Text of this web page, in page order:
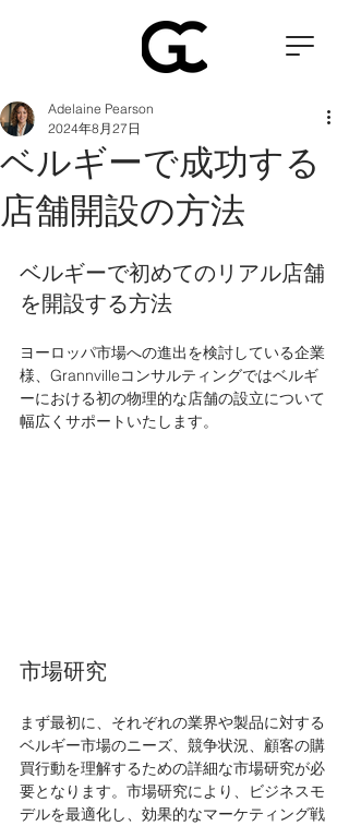
ベルギーで成功する
店舗開設の方法
Adelaine Pearson
2024年8月27日
ベルギーで初めてのリアル店舗
を開設する方法
ヨーロッパ市場への進出を検討している企業
様、Grannvilleコンサルティングではベルギ
ーにおける初の物理的な店舗の設立について
幅広くサポートいたします。
市場研究
まず最初に、それぞれの業界や製品に対する
ベルギー市場のニーズ、競争状況、顧客の購
買行動を理解するための詳細な市場研究が必
要となります。市場研究により、ビジネスモ
デルを最適化し、効果的なマーケティング戦